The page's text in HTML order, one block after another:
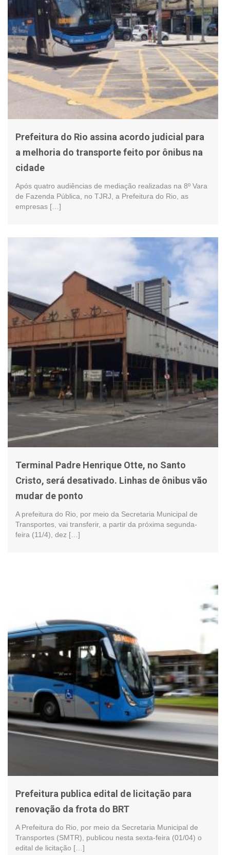
Prefeitura do Rio assina acordo judicial para
a melhoria do transporte feito por ônibus na
cidade
Após quatro audiências de mediação realizadas na 8º Vara
de Fazenda Pública, no TJRJ, a Prefeitura do Rio, as
empresas […]
Terminal Padre Henrique Otte, no Santo
Cristo, será desativado. Linhas de ônibus vão
mudar de ponto
A prefeitura do Rio, por meio da Secretaria Municipal de
Transportes, vai transferir, a partir da próxima segunda-
feira (11/4), dez […]
Prefeitura publica edital de licitação para
renovação da frota do BRT
A Prefeitura do Rio, por meio da Secretaria Municipal de
Transportes (SMTR), publicou nesta sexta-feira (01/04) o
edital de licitação […]